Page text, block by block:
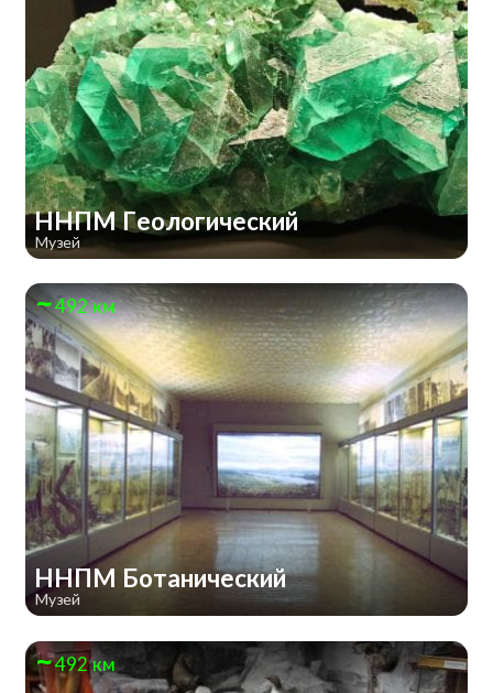
ННПМ Геологический
Музей
492 км
ННПМ Ботанический
Музей
492 км